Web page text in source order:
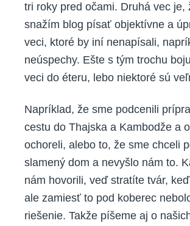
tri roky pred očami. Druhá vec je,
snažím blog písať objektívne a
veci, ktoré by iní nenapísali,
neúspechy. Ešte s tým trochu
veci do éteru, lebo niektoré sú
Napríklad, že sme podcenili
cestu do Thajska a Kambodže a
ochoreli, alebo to, že sme chceli
slamený dom a nevyšlo nám to.
nám hovorili, veď stratíte tvár,
ale zamiesť to pod koberec
riešenie. Takže píšeme aj o